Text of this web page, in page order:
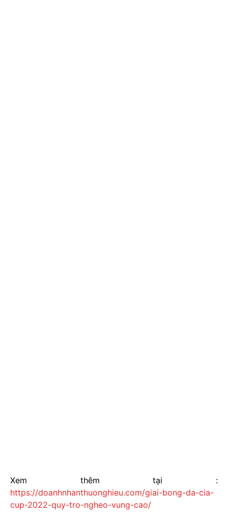
Xem thêm tại :
https://doanhnhanthuonghieu.com/giai-bong-da-cia-
cup-2022-quy-tro-ngheo-vung-cao/